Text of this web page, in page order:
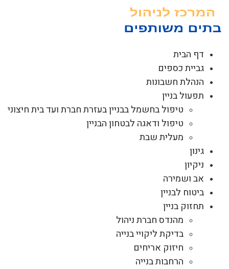
דף הבית
גביית כספים
הנהלת חשבונות
תפעול בניין
טיפול בחשמל בבניין בעזרת חברת ועד בית חיצוני
טיפול ודאגה לבטחון הבניין
מעלית שבת
גינון
ניקיון
אב ושמירה
ביטוח לבניין
תחזוק בניין
מהנדס חברת ניהול
בדיקת ליקויי בנייה
חיזוק אריחים
הרחבות בנייה